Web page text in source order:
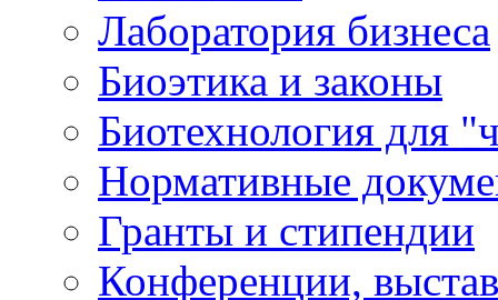
Лаборатория бизнеса
Биоэтика и законы
Биотехнология для
Нормативные
Гранты и стипендии
Конференции,